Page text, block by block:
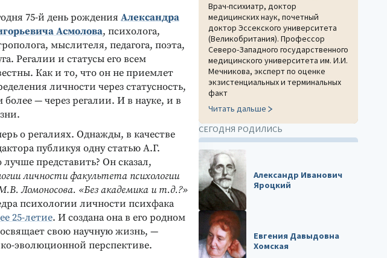
75-й день рождения Александра
Асмолова, психолога,
мыслителя, педагога, поэта,
Регалии и статусы его всем
Как и то, что он не приемлет
личности через статусность,
более — через регалии. И в науке, и в
о регалиях. Однажды, в качестве
публикуя одну статью А.Г.
представить? Он сказал,
личности факультета психологии
Ломоносова. «Без академика и т.д.?»
психологии личности психфака
25-летие. И создана она в его родном
свою научную жизнь, —
эволюционной перспективе.
Врач-психиатр, доктор
медицинских наук, почетный
доктор Эссекского университета
(Великобритания). Профессор
Северо-Западного государственного
медицинского университета им. И.И.
Мечникова, эксперт по оценке
экзистенциальных и терминальных
факт
Читать дальше
СЕГОДНЯ РОДИЛИСЬ
Александр Иванович
Яроцкий
Евгения Давыдовна
Хомская